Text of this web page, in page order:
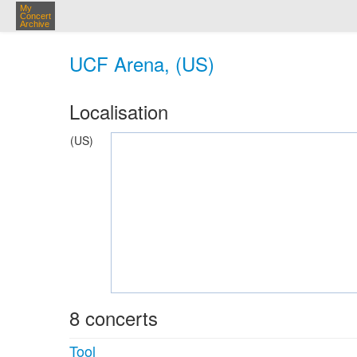
My
Concert
Archive
UCF Arena, (US)
Localisation
(US)
8 concerts
Tool